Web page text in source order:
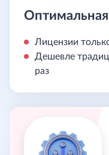
Лицензии
Дешевле
раз